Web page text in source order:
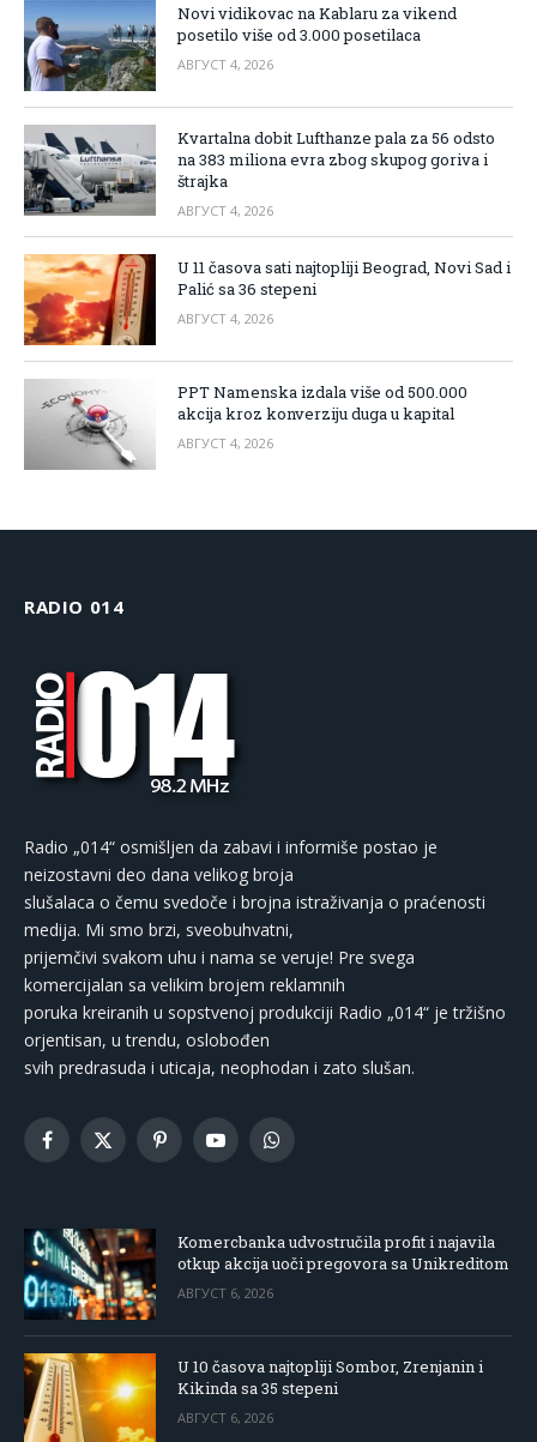
Novi vidikovac na Kablaru za vikend
posetilo više od 3.000 posetilaca
АВГУСТ 4, 2026
Kvartalna dobit Lufthanze pala za 56 odsto
na 383 miliona evra zbog skupog goriva i
štrajka
АВГУСТ 4, 2026
U 11 časova sati najtopliji Beograd, Novi Sad i
Palić sa 36 stepeni
АВГУСТ 4, 2026
PPT Namenska izdala više od 500.000
akcija kroz konverziju duga u kapital
АВГУСТ 4, 2026
RADIO 014
Radio „014“ osmišljen da zabavi i informiše postao je
neizostavni deo dana velikog broja
slušalaca o čemu svedoče i brojna istraživanja o praćenosti
medija. Mi smo brzi, sveobuhvatni,
prijemčivi svakom uhu i nama se veruje! Pre svega
komercijalan sa velikim brojem reklamnih
poruka kreiranih u sopstvenoj produkciji Radio „014“ je tržišno
orjentisan, u trendu, oslobođen
svih predrasuda i uticaja, neophodan i zato slušan.
Facebook
X
PinterestYouTubeWhatsApp
Komercbanka udvostručila profit i najavila
otkup akcija uoči pregovora sa Unikreditom
АВГУСТ 6, 2026
U 10 časova najtopliji Sombor, Zrenjanin i
Kikinda sa 35 stepeni
АВГУСТ 6, 2026